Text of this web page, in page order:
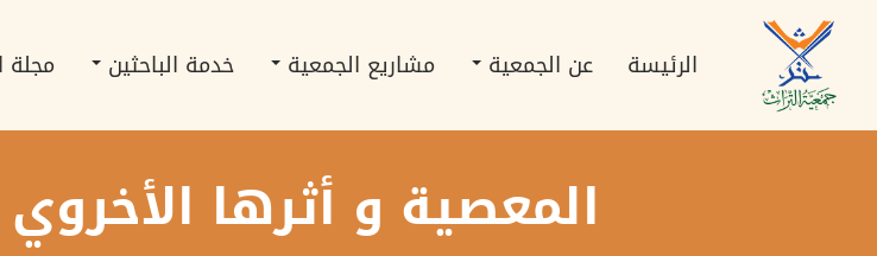
الرئيسي navigation
الرئيسة عن الجمعية مشاريع الجمعية خدمة الباحثين مجلة
المعصية و أثرها